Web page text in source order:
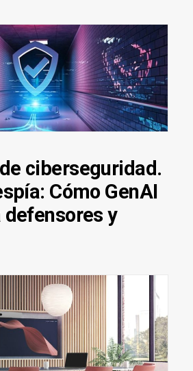
ciberseguridad.
Cómo GenAI
defensores y